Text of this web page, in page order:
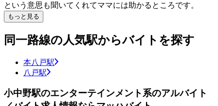
という意思も聞いてくれてママには助かるところです。
もっと見る
同一路線の人気駅からバイトを探す
本八戸駅
八戸駅
小中野駅のエンターテインメント系のアルバイト